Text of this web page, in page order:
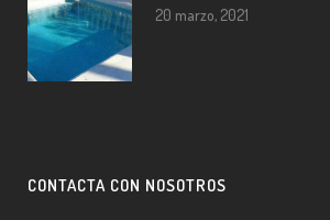
20 marzo, 2021
CONTACTA CON NOSOTROS